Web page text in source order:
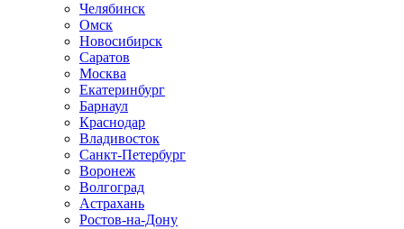
Челябинск
Омск
Новосибирск
Саратов
Москва
Екатеринбург
Барнаул
Краснодар
Владивосток
Санкт-Петербург
Воронеж
Волгоград
Астрахань
Ростов-на-Дону